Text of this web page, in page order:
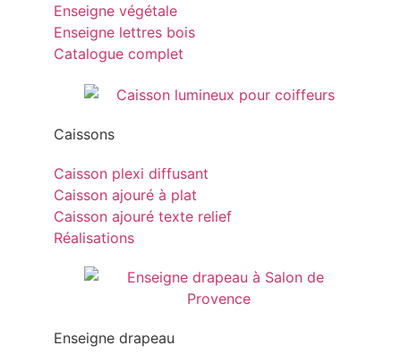
Enseigne végétale
Enseigne lettres bois
Catalogue complet
Caissons
Caisson plexi diffusant
Caisson ajouré à plat
Caisson ajouré texte relief
Réalisations
Enseigne drapeau